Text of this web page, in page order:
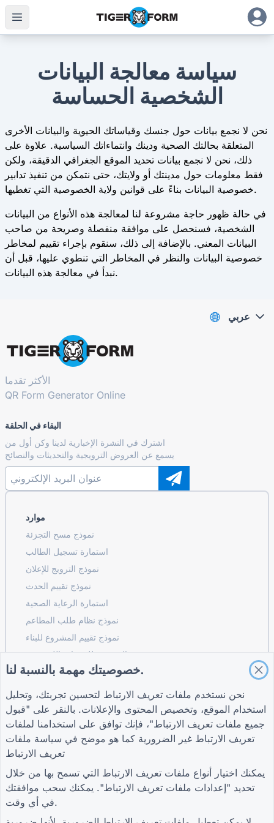
سياسة معالجة البيانات
الشخصية الحساسة
نحن لا نجمع بيانات حول جنسك وقياساتك الحيوية والبيانات الأخرى
المتعلقة بحالتك الصحية ودينك وانتماءاتك السياسية. علاوة على
ذلك، نحن لا نجمع بيانات تحديد الموقع الجغرافي الدقيقة، ولكن
فقط معلومات حول مدينتك أو ولايتك، حتى نتمكن من تنفيذ تدابير
خصوصية البيانات بناءً على قوانين ولاية الخصوصية التي تغطيها.
في حالة ظهور حاجة مشروعة لنا لمعالجة هذه الأنواع من البيانات
الشخصية، فسنحصل على موافقة منفصلة وصريحة من صاحب
البيانات المعني. بالإضافة إلى ذلك، سنقوم بإجراء تقييم لمخاطر
خصوصية البيانات والنظر في المخاطر التي تنطوي عليها، قبل أن
نبدأ في معالجة هذه البيانات.
الأكثر تقدما
QR Form Generator Online
البقاء في الحلقة
اشترك في النشرة الإخبارية لدينا وكن أول من
يسمع عن العروض الترويجية والتحديثات والنصائح
موارد
نموذج مسح التجزئة
استمارة تسجيل الطالب
نموذج الترويج للإعلان
نموذج تقييم الحدث
استمارة الرعاية الصحية
نموذج نظام طلب المطاعم
نموذج تقييم المشروع للبناء
نموذج تقييم الموردين للخدمات اللوجستية
نموذج طلب خدمة المرافق
نموذج مشاركة العملاء
انضم إلى المجتمع
أدلة
مركز المساعدة
TIGER FORM الدليل
شركة
شروط
سياسة الخصوصية
إعدادات ملفات تعريف
الارتباط
عربي
خصوصيتك مهمة بالنسبة لنا.
نحن نستخدم ملفات تعريف الارتباط لتحسين تجربتك، وتحليل
استخدام الموقع، وتخصيص المحتوى والإعلانات. بالنقر على "قبول
جميع ملفات تعريف الارتباط"، فإنك توافق على استخدامنا لملفات
تعريف الارتباط غير الضرورية كما هو موضح في سياسة ملفات
تعريف الارتباط
يمكنك اختيار أنواع ملفات تعريف الارتباط التي تسمح بها من خلال
تحديد "إعدادات ملفات تعريف الارتباط". يمكنك سحب موافقتك
في أي وقت.